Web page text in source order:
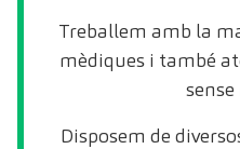
Treballem amb la
mèdiques i també
Disposem de